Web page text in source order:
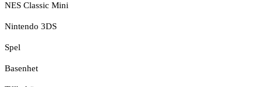
NES Classic Mini
Nintendo 3DS
Spel
Basenhet